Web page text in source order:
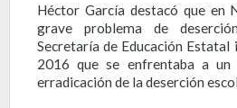
Héctor García destacó que en
grave problema de
Secretaría de Educación
2016 que se enfrentaba a
erradicación de la deserción